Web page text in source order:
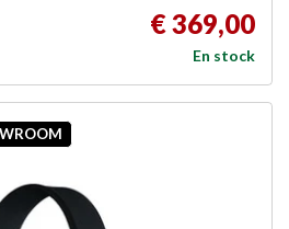
€ 369,00
En stock